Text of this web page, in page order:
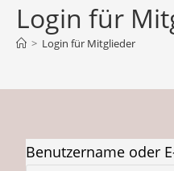
Login für
> Login für Mitglieder
Benutzername oder